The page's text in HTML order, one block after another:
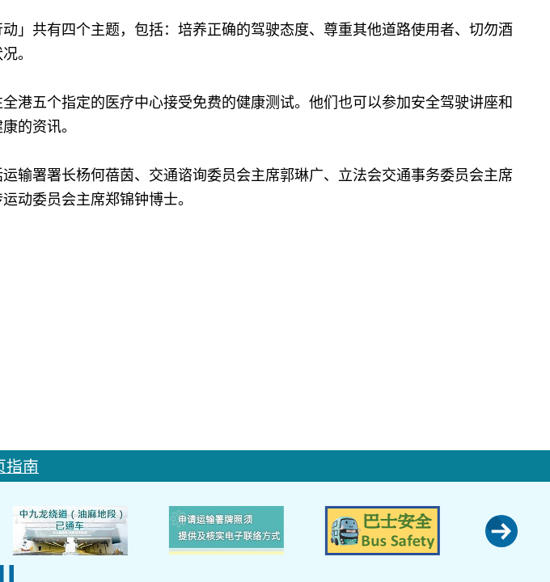
共有四个主题，包括：培养正确的驾驶态度、尊重其他道路使用者、切勿酒
。
五个指定的医疗中心接受免费的健康测试。他们也可以参加安全驾驶讲座和
的资讯。
署署长杨何蓓茵、交通谘询委员会主席郭琳广、立法会交通事务委员会主席
动委员会主席郑锦钟博士。
指南